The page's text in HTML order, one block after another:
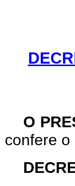
O
confere o